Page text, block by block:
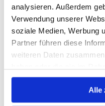
analysieren. Außerdem
Verwendung unserer
soziale Medien, Werbung
Partner führen diese
weiteren Daten
gesammelt haben.
Alle